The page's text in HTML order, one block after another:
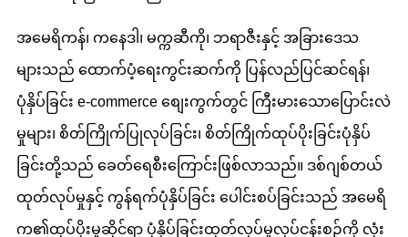
အမေရိကန်၊ ကနေဒါ၊ မက္ကဆီကို၊ ဘရာဇီးနှင့် အခြားဒေသ
များသည် ထောက်ပံ့ရေးကွင်းဆက်ကို ပြန်လည်ပြင်ဆင်ရန်၊
ပုံနှိပ်ခြင်း e-commerce စျေးကွက်တွင် ကြီးမားသောပြောင်းလဲ
မှုများ၊ စိတ်ကြိုက်ပြုလုပ်ခြင်း၊ စိတ်ကြိုက်ထုပ်ပိုးခြင်းပုံနှိပ်
ခြင်းတို့သည် ခေတ်ရေစီးကြောင်းဖြစ်လာသည်။ ဒစ်ဂျစ်တယ်
ထုတ်လုပ်မှုနှင့် ကွန်ရက်ပုံနှိပ်ခြင်း ပေါင်းစပ်ခြင်းသည် အမေရိ
က၏ထုပ်ပိုးမှုဆိုင်ရာ ပုံနှိပ်ခြင်းထုတ်လုပ်မှုလုပ်ငန်းစဉ်ကို လုံး